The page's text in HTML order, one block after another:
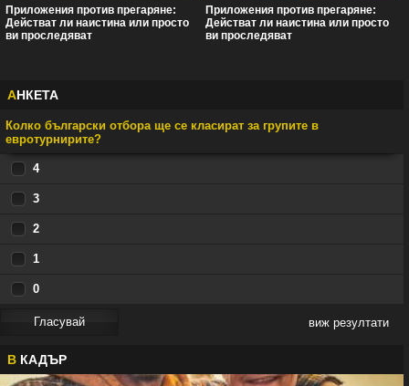
Приложения против прегаряне:
Действат ли наистина или просто
ви проследяват
Приложения против прегаряне:
Действат ли наистина или просто
ви проследяват
АНКЕТА
Колко български отбора ще се класират за групите в
евротурнирите?
4
3
2
1
0
виж резултати
В КАДЪР